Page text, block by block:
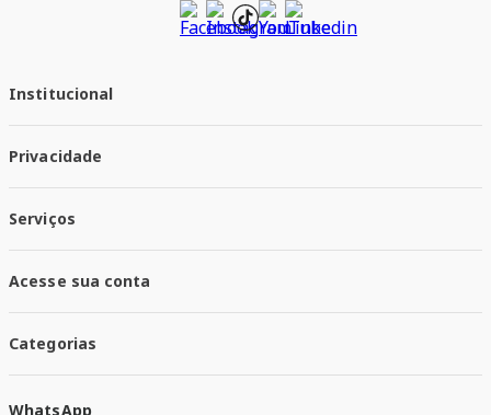
Institucional
Trabalhe conosco
Responsabilidade Social
Nossas Lojas
Privacidade
Política de Entrega
Trocas e Devoluções
Serviços
Santa Mais Exames
Santa Mais Serviços
Santa Mais Convenios
Acesse sua conta
Meus Pedidos
Categorias
WhatsApp